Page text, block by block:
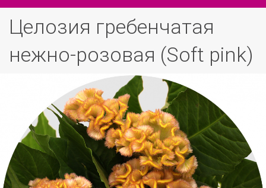
Целозия гребенчатая
нежно-розовая (Soft pink)